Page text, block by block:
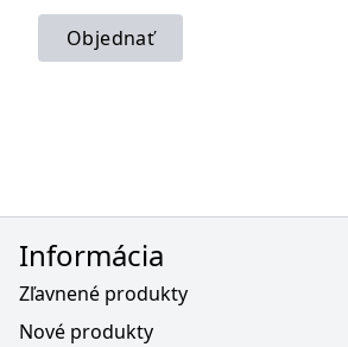
Objednať
Informácia
Zľavnené produkty
Nové produkty